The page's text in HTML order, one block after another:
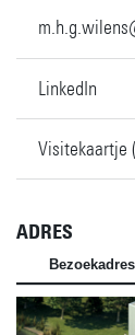
LinkedIn
Visitekaartje
ADRES
Bezoekadres